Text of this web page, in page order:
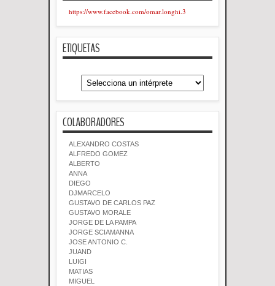
https://www.facebook.com/omar.longhi.3
ETIQUETAS
COLABORADORES
ALEXANDRO COSTAS
ALFREDO GOMEZ
ALBERTO
ANNA
DIEGO
DJMARCELO
GUSTAVO DE CARLOS PAZ
GUSTAVO MORALE
JORGE DE LA PAMPA
JORGE SCIAMANNA
JOSE ANTONIO C.
JUAND
LUIGI
MATIAS
MIGUEL